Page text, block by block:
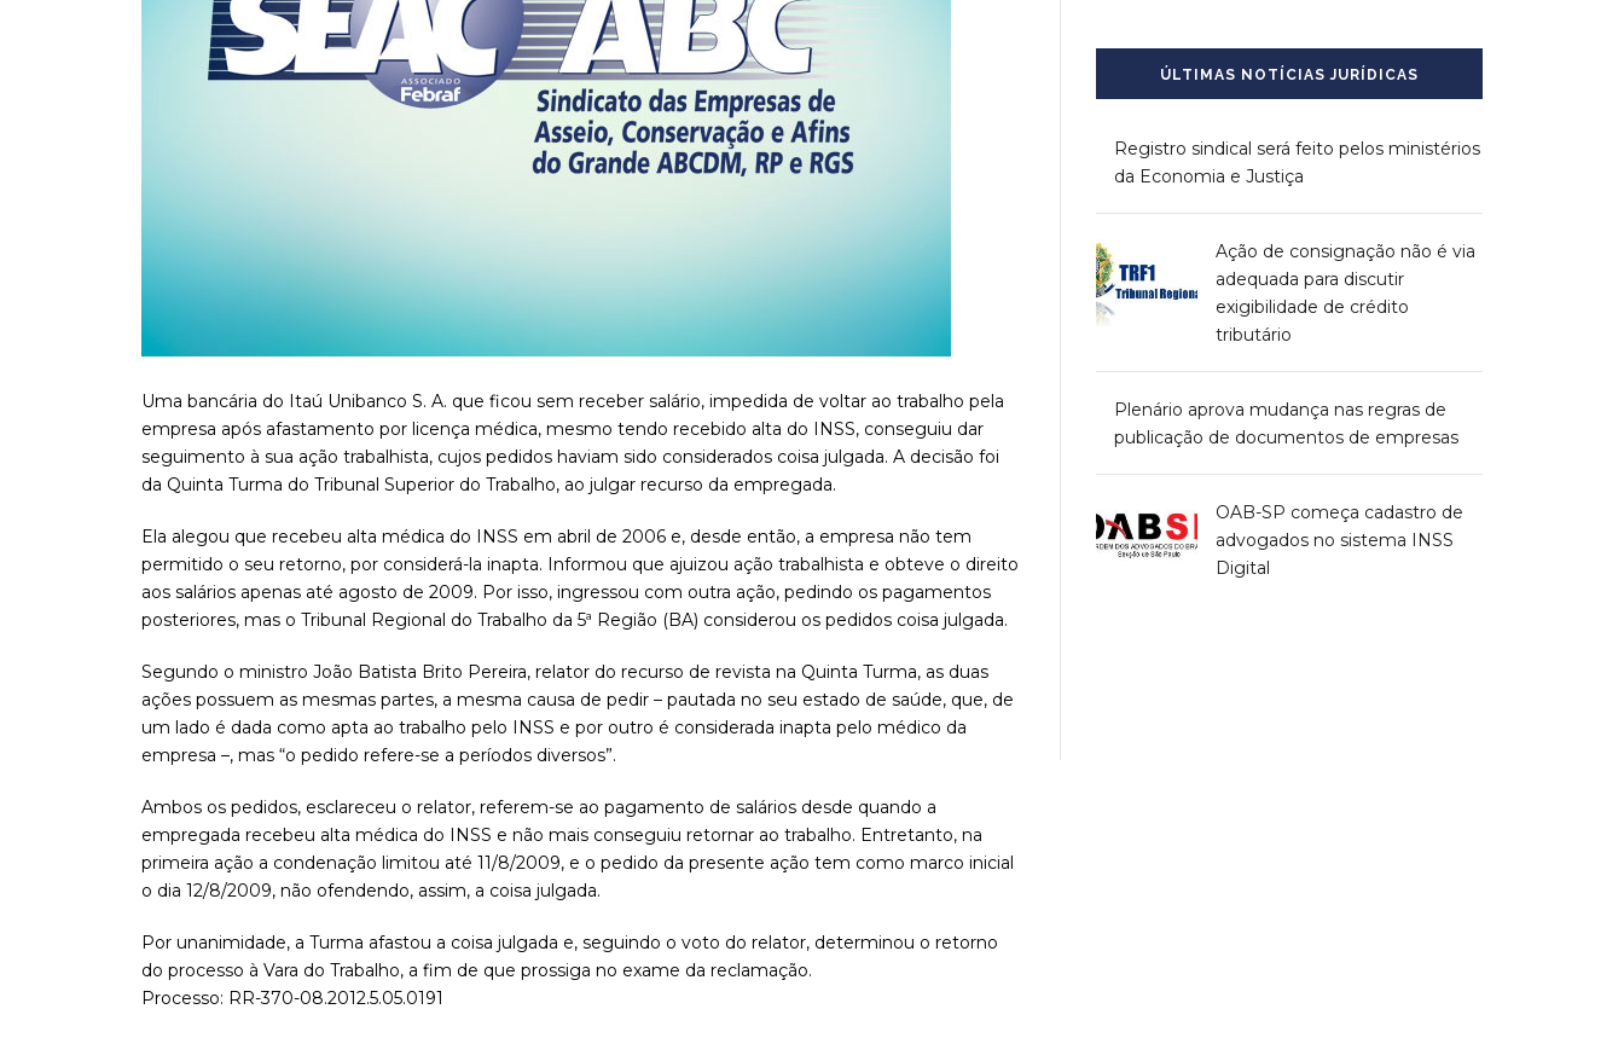
Uma bancária do Itaú Unibanco S. A. que ficou sem receber salário, impedida de voltar ao trabalho pela
empresa após afastamento por licença médica, mesmo tendo recebido alta do INSS, conseguiu dar
seguimento à sua ação trabalhista, cujos pedidos haviam sido considerados coisa julgada. A decisão foi
da Quinta Turma do Tribunal Superior do Trabalho, ao julgar recurso da empregada.
Ela alegou que recebeu alta médica do INSS em abril de 2006 e, desde então, a empresa não tem
permitido o seu retorno, por considerá-la inapta. Informou que ajuizou ação trabalhista e obteve o direito
aos salários apenas até agosto de 2009. Por isso, ingressou com outra ação, pedindo os pagamentos
posteriores, mas o Tribunal Regional do Trabalho da 5ª Região (BA) considerou os pedidos coisa julgada.
Segundo o ministro João Batista Brito Pereira, relator do recurso de revista na Quinta Turma, as duas
ações possuem as mesmas partes, a mesma causa de pedir – pautada no seu estado de saúde, que, de
um lado é dada como apta ao trabalho pelo INSS e por outro é considerada inapta pelo médico da
empresa –, mas “o pedido refere-se a períodos diversos”.
Ambos os pedidos, esclareceu o relator, referem-se ao pagamento de salários desde quando a
empregada recebeu alta médica do INSS e não mais conseguiu retornar ao trabalho. Entretanto, na
primeira ação a condenação limitou até 11/8/2009, e o pedido da presente ação tem como marco inicial
o dia 12/8/2009, não ofendendo, assim, a coisa julgada.
Por unanimidade, a Turma afastou a coisa julgada e, seguindo o voto do relator, determinou o retorno
do processo à Vara do Trabalho, a fim de que prossiga no exame da reclamação.
Processo: RR-370-08.2012.5.05.0191
ÚLTIMAS NOTÍCIAS JURÍDICAS
Registro sindical será feito pelos ministérios
da Economia e Justiça
Ação de consignação não é via
adequada para discutir
exigibilidade de crédito
tributário
Plenário aprova mudança nas regras de
publicação de documentos de empresas
OAB-SP começa cadastro de
advogados no sistema INSS
Digital